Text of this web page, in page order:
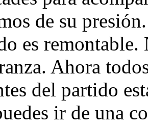
de su
es
Ahora
del partido
ir de una